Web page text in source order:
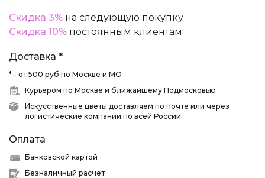
Скидка 3% на следующую покупку
Скидка 10% постоянным клиентам
Доставка *
* - от 500 руб по Москве и МО
Курьером по Москве и ближайшему Подмосковью
Искусственные цветы доставляем по почте или через
логистические компании по всей России
Оплата
Банковской картой
Безналичный расчет